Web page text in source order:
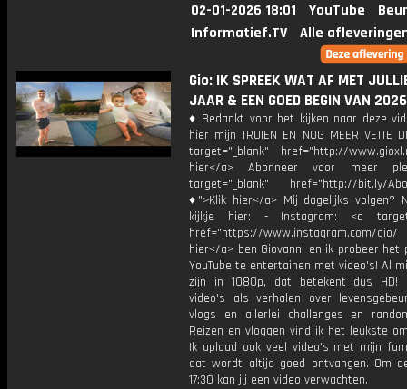
02-01-2026 18:01 YouTube
Informatief.TV
Alle
Gio: IK SPREEK WAT AF MET
JAAR & EEN GOED BEGIN VAN
♦ Bedankt voor het kijken naar deze
hier mijn TRUIEN EN NOG MEER VETTE
target="_blank" href="http://
hier</a> Abonneer voor meer
target="_blank" href="http://bit.ly/
♦">Klik hier</a> Mij dagelijks volgen?
kijkje hier: - Instagram: <a
href="https://www.instagram.com/
hier</a> ben Giovanni en ik probeer het
YouTube te entertainen met video's! Al
zijn in 1080p, dat betekent dus HD!
video's als verhalen over
vlogs en allerlei challenges en
Reizen en vloggen vind ik het leukste
Ik upload ook veel video's met mijn
dat wordt altijd goed ontvangen. Om
17:30 kan jij een video verwachten.